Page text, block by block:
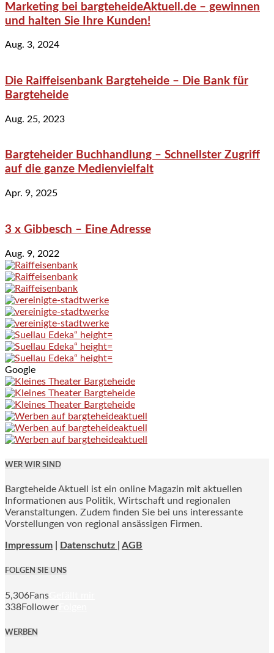
Marketing bei bargteheideAktuell.de – gewinnen
und halten Sie Ihre Kunden!
Aug. 3, 2024
Die Raiffeisenbank Bargteheide – Die Bank für
Bargteheide
Aug. 25, 2023
Bargteheider Buchhandlung – Schnellster Zugriff
auf die ganze Medienvielfalt
Apr. 9, 2025
3 x Gibbesch – Eine Adresse
Aug. 9, 2022
Google
WER WIR SIND
Bargteheide Aktuell ist ein online Magazin mit aktuellen
Informationen aus Politik, Wirtschaft und regionalen
Veranstaltungen. Zudem finden Sie bei uns interessante
Vorstellungen von regional ansässigen Firmen.
Impressum Datenschutz | AGB
FOLGEN SIE UNS
5,306Fans
338Follower
WERBEN